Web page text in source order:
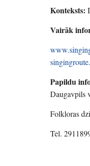
Konteksts:
Vairāk
Papildu
Daugavpils
Folkloras
Tel.